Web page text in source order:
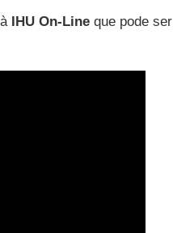
IHU On-Lineque pode ser